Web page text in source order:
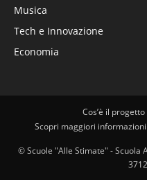
Musica
Tech e Innovazione
Economia
Cos’è il
Scopri maggiori
© Scuole "Alle Stimate" - Scuola